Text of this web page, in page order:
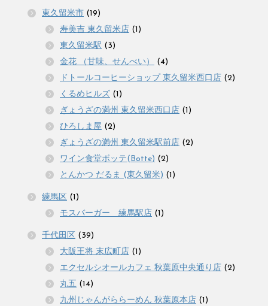
東久留米市 (19)
寿美吉 東久留米店 (1)
東久留米駅 (3)
金花 （甘味、せんべい）
(4)
ドトールコーヒーショップ 東久留米西口店 (2)
くるめヒルズ (1)
ぎょうざの満州 東久留米西口店 (1)
ひろしま屋 (2)
ぎょうざの満州 東久留米駅前店 (2)
ワイン食堂ボッテ(Botte) (2)
とんかつ だるま (東久留米) (1)
練馬区 (1)
モスバーガー 練馬駅店 (1)
千代田区 (39)
大阪王将 末広町店 (1)
エクセルシオールカフェ 秋葉原中央通り店 (2)
丸五 (14)
九州じゃんがららーめん 秋葉原本店 (1)